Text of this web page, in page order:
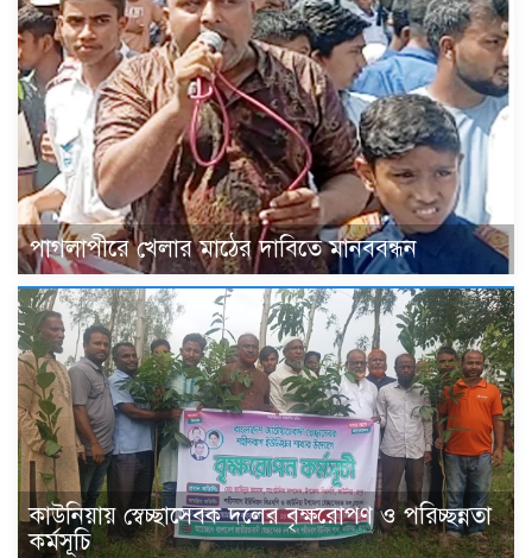
পাগলাপীরে খেলার মাঠের দাবিতে মানববন্ধন
কাউনিয়ায় স্বেচ্ছাসেবক দলের বৃক্ষরোপণ ও পরিচ্ছন্নতা
কর্মসূচি